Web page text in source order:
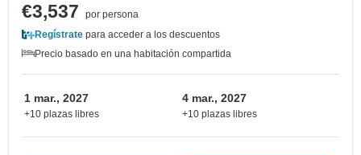
€3,537
por persona
Regístrate para acceder a los descuentos
Precio basado en una habitación compartida
1 mar., 2027
+10 plazas libres
4 mar., 2027
+10 plazas libres